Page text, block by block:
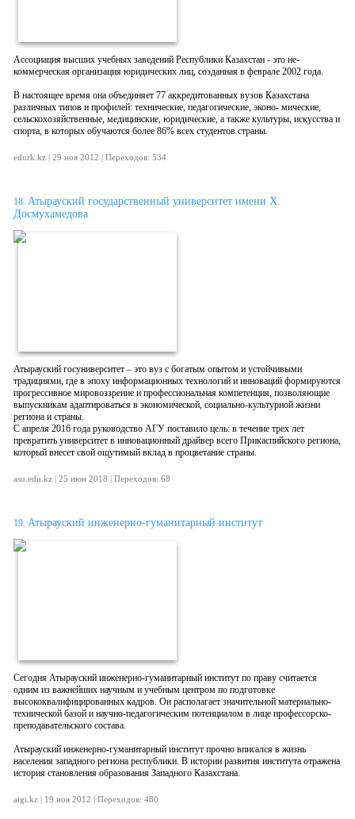
Ассоциация высших учебных заведений Республики Казахстан - это не-
коммерческая организация юридических лиц, созданная в феврале 2002 года.
В настоящее время она объединяет 77 аккредитованных вузов Казахстана
различных типов и профилей: технические, педагогические, эконо- мические,
сельскохозяйственные, медицинские, юридические, а также культуры, искусства и
спорта, в которых обучаются более 86% всех студентов страны.
edurk.kz | 29 ноя 2012 | Переходов: 534
18. Атырауский государственный университет имени Х.
Досмухамедова
Атырауский госуниверситет – это вуз с богатым опытом и устойчивыми
традициями, где в эпоху информационных технологий и инноваций формируются
прогрессивное мировоззрение и профессиональная компетенция, позволяющие
выпускникам адаптироваться в экономической, социально-культурной жизни
региона и страны.
С апреля 2016 года руководство АГУ поставило цель: в течение трех лет
превратить университет в инновационный драйвер всего Прикаспийского региона,
который внесет свой ощутимый вклад в процветание страны.
asu.edu.kz | 25 июн 2018 | Переходов: 68
19. Атырауский инженерно-гуманитарный институт
Сегодня Атырауский инженерно-гуманитарный институт по праву считается
одним из важнейших научным и учебным центром по подготовке
высококвалифицированных кадров. Он располагает значительной материально-
технической базой и научно-педагогическим потенциалом в лице профессорско-
преподавательского состава.
Атырауский инженерно-гуманитарный институт прочно вписался в жизнь
населения западного региона республики. В истории развития института отражена
история становления образования Западного Казахстана.
aigi.kz | 19 ноя 2012 | Переходов: 480